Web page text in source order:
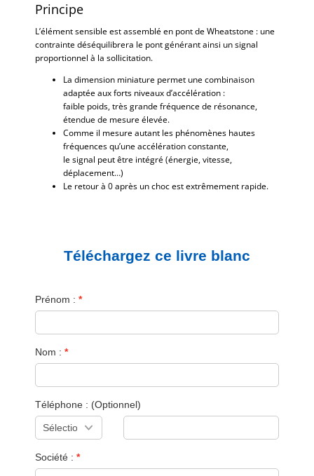
Principe
L’élément sensible est assemblé en pont de Wheatstone : une
contrainte déséquilibrera le pont générant ainsi un signal
proportionnel à la sollicitation.
La dimension miniature permet une combinaison
adaptée aux forts niveaux d’accélération :
faible poids, très grande fréquence de résonance,
étendue de mesure élevée.
Comme il mesure autant les phénomènes hautes
fréquences qu’une accélération constante,
le signal peut être intégré (énergie, vitesse,
déplacement…)
Le retour à 0 après un choc est extrêmement rapide.